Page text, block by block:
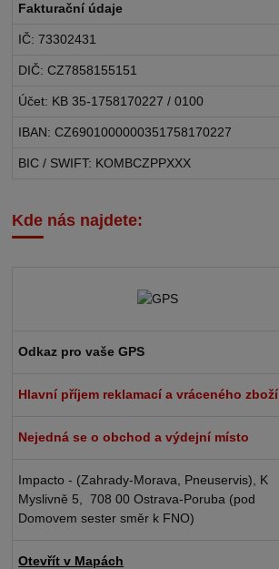
Fakturační údaje
IČ: 73302431
DIČ: CZ7858155151
Účet: KB 35-1758170227 / 0100
IBAN: CZ6901000000351758170227
BIC / SWIFT: KOMBCZPPXXX
Kde nás najdete:
Odkaz pro vaše GPS
Hlavní příjem reklamací a vráceného zboží
Nejedná se o obchod a výdejní místo
Impacto - (Zahrady-Morava, Pneuservis), K
Myslivně 5, 708 00 Ostrava-Poruba (pod
Domovem sester směr k FNO)
Otevřít v Mapách